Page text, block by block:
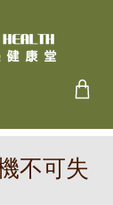
不可失